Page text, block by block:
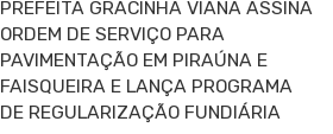
PREFEITA GRACINHA VIANA ASSINA
ORDEM DE SERVIÇO PARA
PAVIMENTAÇÃO EM PIRAÚNA E
FAISQUEIRA E LANÇA PROGRAMA
DE REGULARIZAÇÃO FUNDIÁRIA